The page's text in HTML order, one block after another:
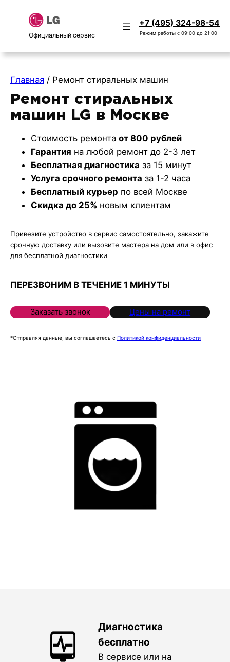
содержимомуОфициальный сервис
+7 (495) 324-98-54
Режим работы с 09:00 до 21:00
Главная / Ремонт стиральных машин
Ремонт стиральных
машин LG в Москве
Стоимость ремонта от 800 рублей
Гарантия на любой ремонт до 2-3 лет
Бесплатная диагностика за 15 минут
Услуга срочного ремонта за 1-2 часа
Бесплатный курьер по всей Москве
Скидка до 25% новым клиентам
Привезите устройство в сервис самостоятельно, закажите
срочную доставку или вызовите мастера на дом или в офис
для бесплатной диагностики
ПЕРЕЗВОНИМ В ТЕЧЕНИЕ 1 МИНУТЫ
Заказать звонок Цены на ремонт
*Отправляя данные, вы соглашаетесь с Политикой конфиденциальности
Диагностика
бесплатно
В сервисе или на